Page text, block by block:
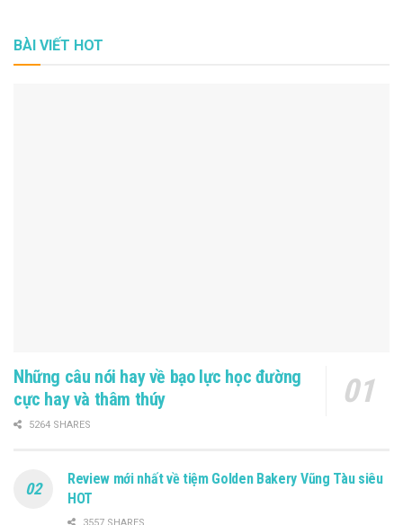
BÀI VIẾT HOT
Những câu nói hay về bạo lực học đường
cực hay và thâm thúy
5264 SHARES
Review mới nhất về tiệm Golden Bakery Vũng Tàu siêu
HOT